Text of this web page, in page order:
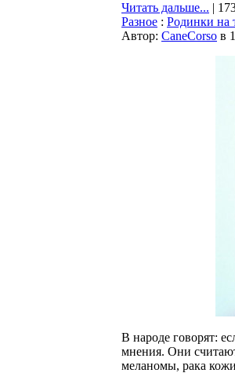
Читать дальше... |
Разное : Родинки на
Автор: CaneCorso в
В народе говорят:
мнения. Они
меланомы, рака